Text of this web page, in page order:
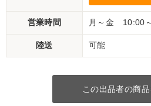
営業時間 月～金 10:00
陸送 可能
この出品者の商